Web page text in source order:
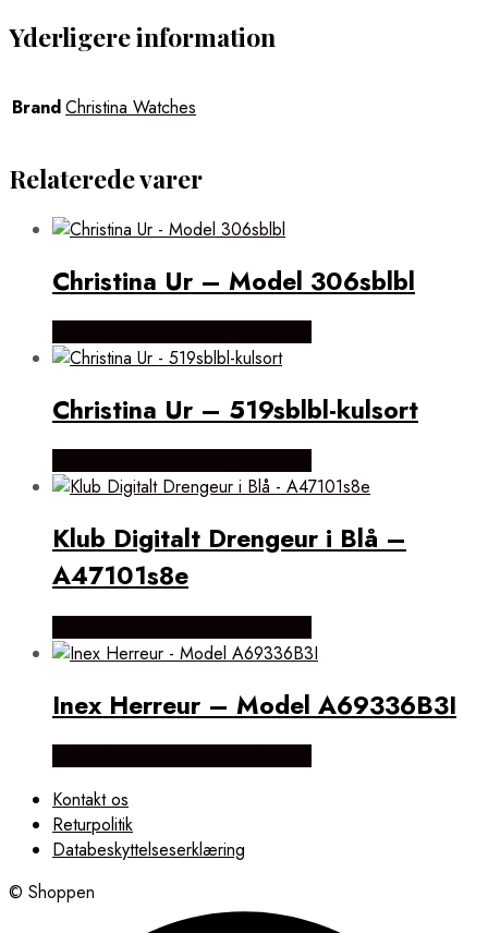
Yderligere information
BrandChristina Watches
Relaterede varer
Christina Ur – Model 306sblbl
Christina Ur – 519sblbl-kulsort
Klub Digitalt Drengeur i Blå –
A47101s8e
Inex Herreur – Model A69336B3I
Kontakt os
Returpolitik
Databeskyttelseserklæring
© Shoppen